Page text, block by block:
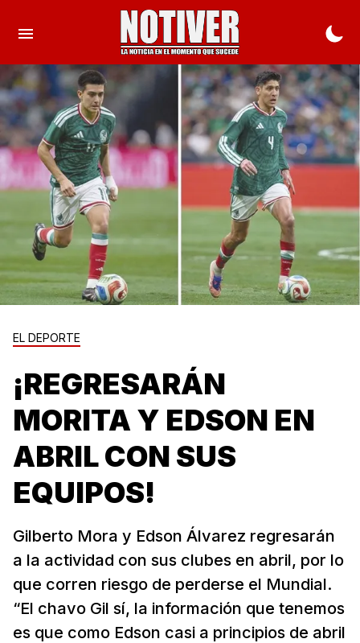
EL DEPORTE
¡REGRESARÁN
MORITA Y EDSON EN
ABRIL CON SUS
EQUIPOS!
Gilberto Mora y Edson Álvarez regresarán
a la actividad con sus clubes en abril, por lo
que corren riesgo de perderse el Mundial.
“El chavo Gil sí, la información que tenemos
es que como Edson casi a principios de abril